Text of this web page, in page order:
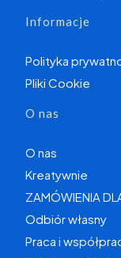
Informacje
Polityka
Pliki Cookie
O nas
O nas
Kreatywnie
ZAMÓWIENIA
Odbiór własny
Praca i